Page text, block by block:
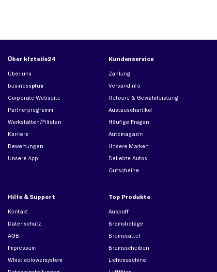
Über kfzteile24
Über uns
businessplus
Corporate Webseite
Partnerprogramm
Werkstätten/Filialen
Karriere
Bewertungen
Unsere App
Kundenservice
Zahlung
Versandinfo
Retoure & Gewährleistung
Austauschartikel
Häufige Fragen
Automagazin
Unsere Marken
Beliebte Autos
Gutscheine
Hilfe & Support
Kontakt
Datenschutz
AGB
Impressum
Whistleblowersystem
Top Produkte
Auspuff
Bremsbeläge
Bremssattel
Bremsscheiben
Lichtmaschine